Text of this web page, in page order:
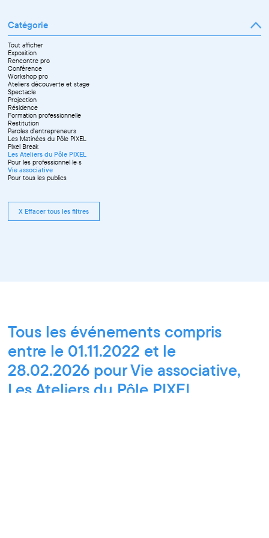
Catégorie
Tout afficher
Exposition
Rencontre pro
Conférence
Workshop pro
Ateliers découverte et stage
Spectacle
Projection
Résidence
Formation professionnelle
Restitution
Paroles d'entrepreneurs
Les Matinées du Pôle PIXEL
Pixel Break
Les Ateliers du Pôle PIXEL
Pour les professionnel·le·s
Vie associative
Pour tous les publics
X Effacer tous les filtres
Tous les événements compris
entre le 01.11.2022 et le
28.02.2026 pour Vie associative,
Les Ateliers du Pôle PIXEL